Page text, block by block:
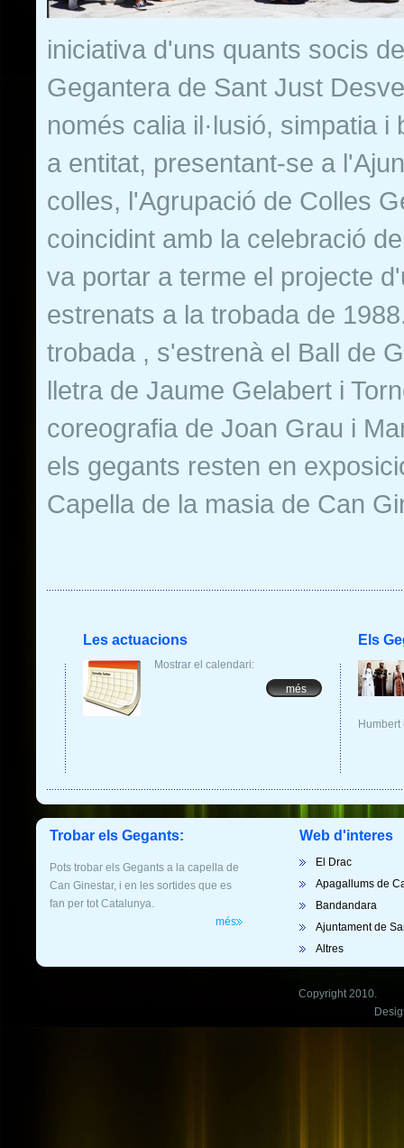
iniciativa d'uns quants socis
Gegantera de Sant Just
només calia il·lusió, simpatia
a entitat, presentant-se a
colles, l'Agrupació de Colles
coincidint amb la celebració
va portar a terme el projecte
estrenats a la trobada de
trobada , s'estrenà el Ball de
lletra de Jaume Gelabert i
coreografia de Joan Grau i
els gegants resten en
Capella de la masia de Can
Les actuacions
Mostrar el calendari:
més
Els
Humbert
Trobar els Gegants:
Pots trobar els Gegants a la capella de
Can Ginestar, i en les sortides que es
fan per tot Catalunya.
més
Web d'interes
El Drac
Apagallums de
Bandandara
Ajuntament de
Altres
Copyright 2010.